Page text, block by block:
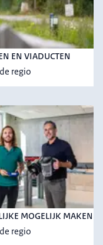
EN VIADUCTEN
regio
MOGELIJK MAKEN
regio